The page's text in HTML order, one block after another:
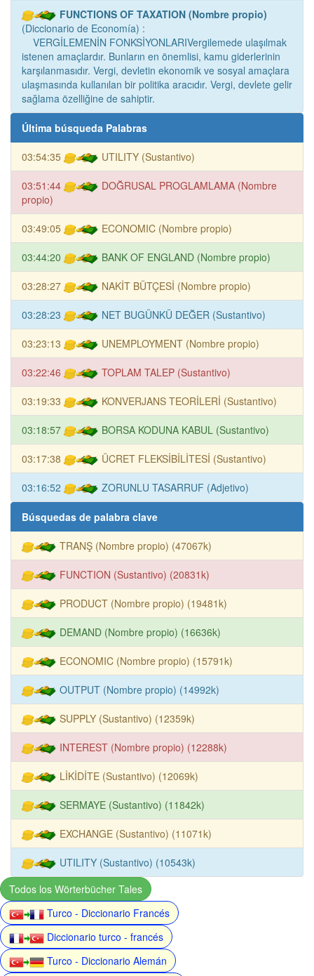
FUNCTIONS OF TAXATION (Nombre propio)
(Diccionario de Economía) :
VERGİLEMENİN FONKSİYONLARIVergilemede ulaşılmak
istenen amaçlardır. Bunların en önemlisi, kamu giderlerinin
karşılanmasıdır. Vergi, devletin ekonomik ve sosyal amaçlara
ulaşmasında kullanılan bir politika aracıdır. Vergi, devlete gelir
sağlama özelliğine de sahiptir.
Última búsqueda Palabras
03:54:35 UTILITY (Sustantivo)
03:51:44
DOĞRUSAL PROGLAMLAMA (Nombre
propio)
03:49:05 ECONOMIC (Nombre propio)
03:44:20 BANK OF ENGLAND (Nombre propio)
03:28:27 NAKİT BÜTÇESİ (Nombre propio)
03:28:23 NET BUGÜNKÜ DEĞER (Sustantivo)
03:23:13 UNEMPLOYMENT (Nombre propio)
03:22:46 TOPLAM TALEP (Sustantivo)
03:19:33 KONVERJANS TEORİLERİ (Sustantivo)
03:18:57 BORSA KODUNA KABUL (Sustantivo)
03:17:38 ÜCRET FLEKSİBİLİTESİ (Sustantivo)
03:16:52 ZORUNLU TASARRUF (Adjetivo)
Búsquedas de palabra clave
TRANŞ (Nombre propio) (47067k)
FUNCTION (Sustantivo) (20831k)
PRODUCT (Nombre propio) (19481k)
DEMAND (Nombre propio) (16636k)
ECONOMIC (Nombre propio) (15791k)
OUTPUT (Nombre propio) (14992k)
SUPPLY (Sustantivo) (12359k)
INTEREST (Nombre propio) (12288k)
LİKİDİTE (Sustantivo) (12069k)
SERMAYE (Sustantivo) (11842k)
EXCHANGE (Sustantivo) (11071k)
UTILITY (Sustantivo) (10543k)
Todos los Wörterbücher Tales
Turco - Diccionario Francés
Diccionario turco - francés
Turco - Diccionario Alemán